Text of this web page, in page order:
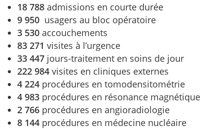
18 788 admissions en courte durée
9 950 usagers au bloc opératoire
3 530 accouchements
83 271 visites à l’urgence
33 447 jours-traitement en soins de jour
222 984 visites en cliniques externes
4 224 procédures en tomodensitométrie
4 983 procédures en résonance magnétique
2 766 procédures en angioradiologie
8 144 procédures en médecine nucléaire